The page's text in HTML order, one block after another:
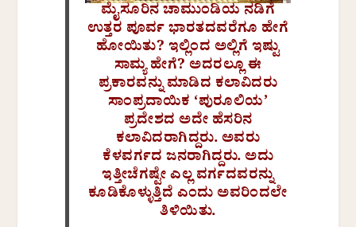
ಮೈಸೂರಿನ ಚಾಮುಂಡಿಯ ನಡಿಗೆ
ಉತ್ತರ ಪೂರ್ವ ಭಾರತದವರೆಗೂ ಹೇಗೆ
ಹೋಯಿತು? ಇಲ್ಲಿಂದ ಅಲ್ಲಿಗೆ ಇಷ್ಟು
ಸಾಮ್ಯ ಹೇಗೆ? ಅದರಲ್ಲೂ ಈ
ಪ್ರಕಾರವನ್ನು ಮಾಡಿದ ಕಲಾವಿದರು
ಸಾಂಪ್ರದಾಯಿಕ ‘ಪುರೂಲಿಯ’
ಪ್ರದೇಶದ ಅದೇ ಹೆಸರಿನ
ಕಲಾವಿದರಾಗಿದ್ದರು. ಅವರು
ಕೆಳವರ್ಗದ ಜನರಾಗಿದ್ದರು. ಅದು
ಇತ್ತೀಚೆಗಷ್ಟೇ ಎಲ್ಲ ವರ್ಗದವರನ್ನು
ಕೂಡಿಕೊಳ್ಳುತ್ತಿದೆ ಎಂದು ಅವರಿಂದಲೇ
ತಿಳಿಯಿತು.